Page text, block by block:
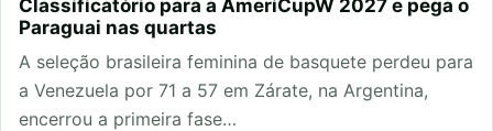
Classificatório para a AmeriCupW 2027 e pega o
Paraguai nas quartas
A seleção brasileira feminina de basquete perdeu para
a Venezuela por 71 a 57 em Zárate, na Argentina,
encerrou a primeira fase…